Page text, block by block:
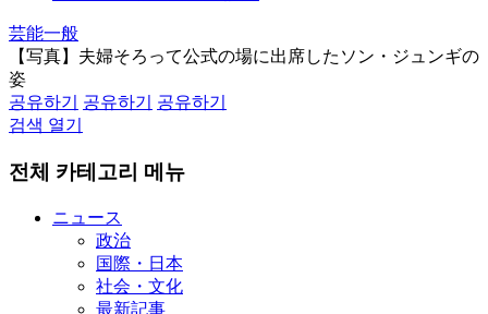
芸能一般
【写真】夫婦そろって公式の場に出席したソン・ジュンギの
姿
공유하기
공유하기
공유하기
검색 열기
전체 카테고리 메뉴
ニュース
政治
国際・日本
社会・文化
最新記事